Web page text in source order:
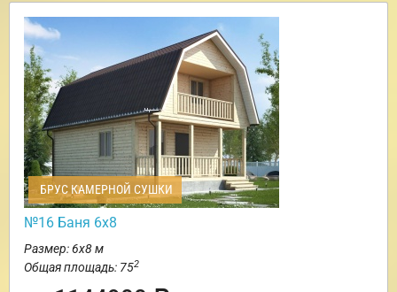
БРУС КАМЕРНОЙ СУШКИ
№16 Баня 6х8
Размер: 6х8 м
Общая площадь: 752